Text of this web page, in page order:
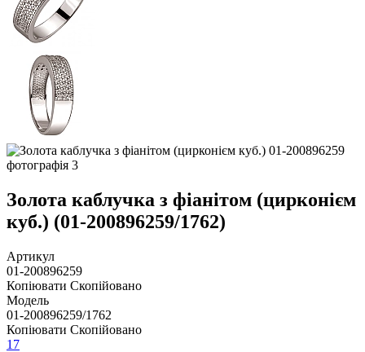
Золота каблучка з фіанітом (цирконієм
куб.) (01-200896259/1762)
Артикул
01-200896259
Копіювати Скопійовано
Модель
01-200896259/1762
Копіювати Скопійовано
17